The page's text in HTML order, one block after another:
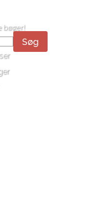
bøger!
Søg